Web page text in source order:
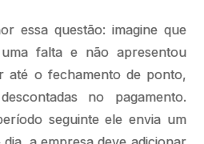
essa questão: imagine que
falta e não apresentou
até o fechamento de ponto,
no pagamento.
seguinte ele envia um